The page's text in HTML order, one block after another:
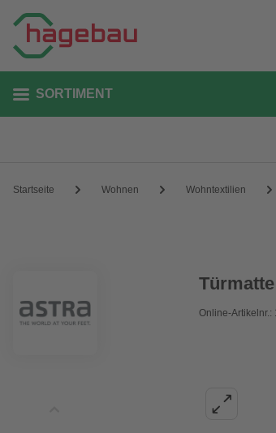
SORTIMENT
Startseite Wohnen Wohntextilien
Online-Artikelnr.: